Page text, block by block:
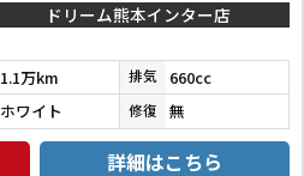
ドリーム熊本インター店
1.1万km 排気 660cc
ホワイト 修復 無
詳細はこちら